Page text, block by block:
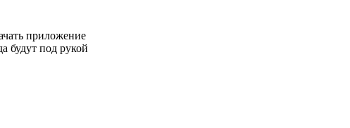
приложение
будут под рукой